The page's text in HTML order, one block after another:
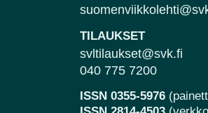
TILAUKSET
svltilaukset@svk.fi
040 775 7200
ISSN 0355-5976